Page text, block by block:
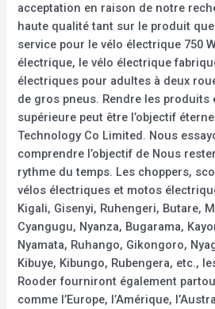
acceptation en raison de notre
haute qualité tant sur le produit
service pour le vélo électrique 750
électrique, le vélo électrique
électriques pour adultes à deux
de gros pneus. Rendre les
supérieure peut être l’objectif
Technology Co Limited. Nous
comprendre l’objectif de Nous
rythme du temps. Les choppers,
vélos électriques et motos
Kigali, Gisenyi, Ruhengeri, Butare,
Cyangugu, Nyanza, Bugarama,
Nyamata, Ruhango, Gikongoro,
Kibuye, Kibungo, Rubengera, etc.,
Rooder fourniront également
comme l’Europe, l’Amérique,